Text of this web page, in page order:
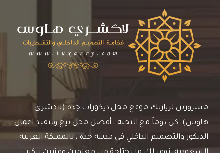
0545113102
العشب
الصناعي
للمنازل
جدة
مسرورين لزيارتك موقع محل ديكورات جدة (لاكشري
هاوس)، كن دوماَ مع النخبة ، أفضل محل بيع وتنفيذ اعمال
الديكور والتصميم الداخلي في مدينة جده ، بالمملكة العربية